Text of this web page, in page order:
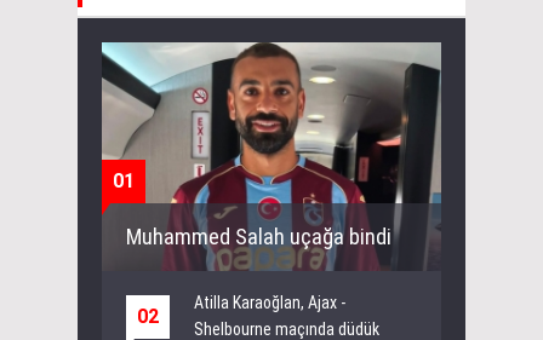
01
Muhammed Salah uçağa bindi
02
Atilla Karaoğlan, Ajax -
Shelbourne maçında düdük